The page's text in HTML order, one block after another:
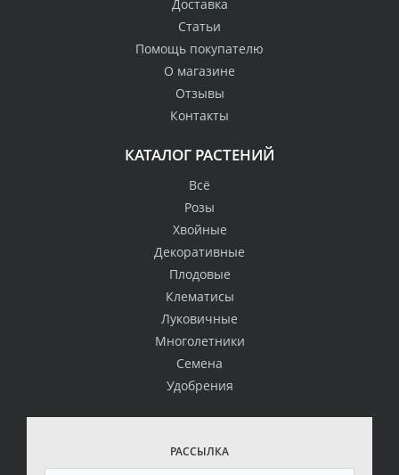
Доставка
Статьи
Помощь покупателю
О магазине
Отзывы
Контакты
КАТАЛОГ РАСТЕНИЙ
Всё
Розы
Хвойные
Декоративные
Плодовые
Клематисы
Луковичные
Многолетники
Семена
Удобрения
РАССЫЛКА